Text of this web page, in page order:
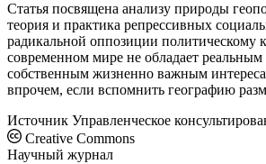
Статья посвящена анализу природы
теория и практика репрессивных
радикальной оппозиции политическому
современном мире не обладает
собственным жизненно важным
впрочем, если вспомнить географию
Источник Управленческое
Creative Commons
Научный журнал